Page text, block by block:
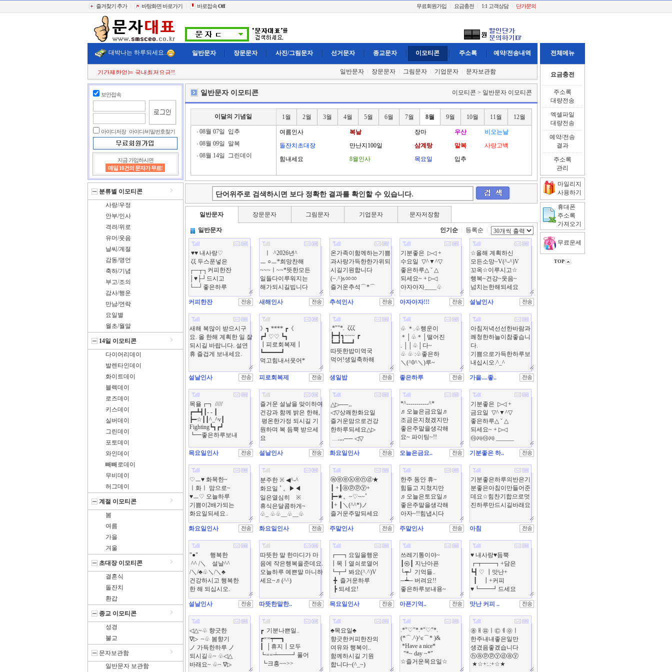
즐겨찾기 추가 바탕화면 바로가기 바로접속Off 무료회원가입 요금충전 1:1 고객상담 단가문의
대박나는 하루되세요.. 일반문자 장문문자 사진/그림문자 선거문자 종교문자 이모티콘 주소록 예약/전송내역
기간제한없는 국내최저요금!!
첫 구매시+11% 추가적립!!
결젝금액의
충전금액의
희망단가신청! 타사이트보다 저렴하게..
빠르고 정확한 문자대표!!
전송실패건 100% 환불보상!!
일반문자 장문문자 그림문자 기업문자 문자보관함
보안접속
아이디저장 아이디/비밀번호찾기
지금 가입하시면
매일 10건의 문자가 무료!
분류별 이모티콘
사랑/우정
안부/인사
격려/위로
유머/웃음
날씨/계절
감동/명언
축하/기념
부고/조의
감사/행운
만남/연락
요일별
월초/월말
14일 이모티콘
다이어리데이
발렌타인데이
화이트데이
블렉데이
로즈데이
키스데이
실버데이
그린데이
포토데이
와인데이
빼빼로데이
무비데이
허그데이
계절 이모티콘
봄
여름
가을
겨울
초대장 이모티콘
결혼식
돌잔치
환갑
종교 이모티콘
성경
불교
문자보관함
일반문자 보관함
일반문자 이모티콘 이모티콘 > 일반문자 이모티콘
이달의 기념일 1월 2월 3월 4월 5월 6월 7월 8월 9월 10월 11월 12월
08월 07일
입추
08월 09일
말복
08월 14일
그린데이
여름인사 복날 장마 우산
비오는날
돌잔치초대장
만난지100일 삼계탕 말복
사랑고백
힘내세요
8월인사 목요일 입추
일반문자 장문문자 그림문자 기업문자 문자저장함
일반문자 인기순 등록순
커피한잔 새해인사 추석인사 아자아자!!! 설날인사
설날인사 피로회복제 생일밥 좋은하루 가을....좋..
목요일인사 설날인사 화요일인사 오늘은금요.. 기분좋은 하..
화요일인사 화요일인사 주말인사 주말인사 아침
설날인사 따뜻한말한.. 목요일인사 아픈기억.. 맛난 커피 ..
전체메뉴
요금충전
주소록
대량전송
엑셀파일
대량전송
예약/전송
결과
주소록
관리
마일리지
사용하기
휴대폰
주소록
가져오기
무료운세
TOP